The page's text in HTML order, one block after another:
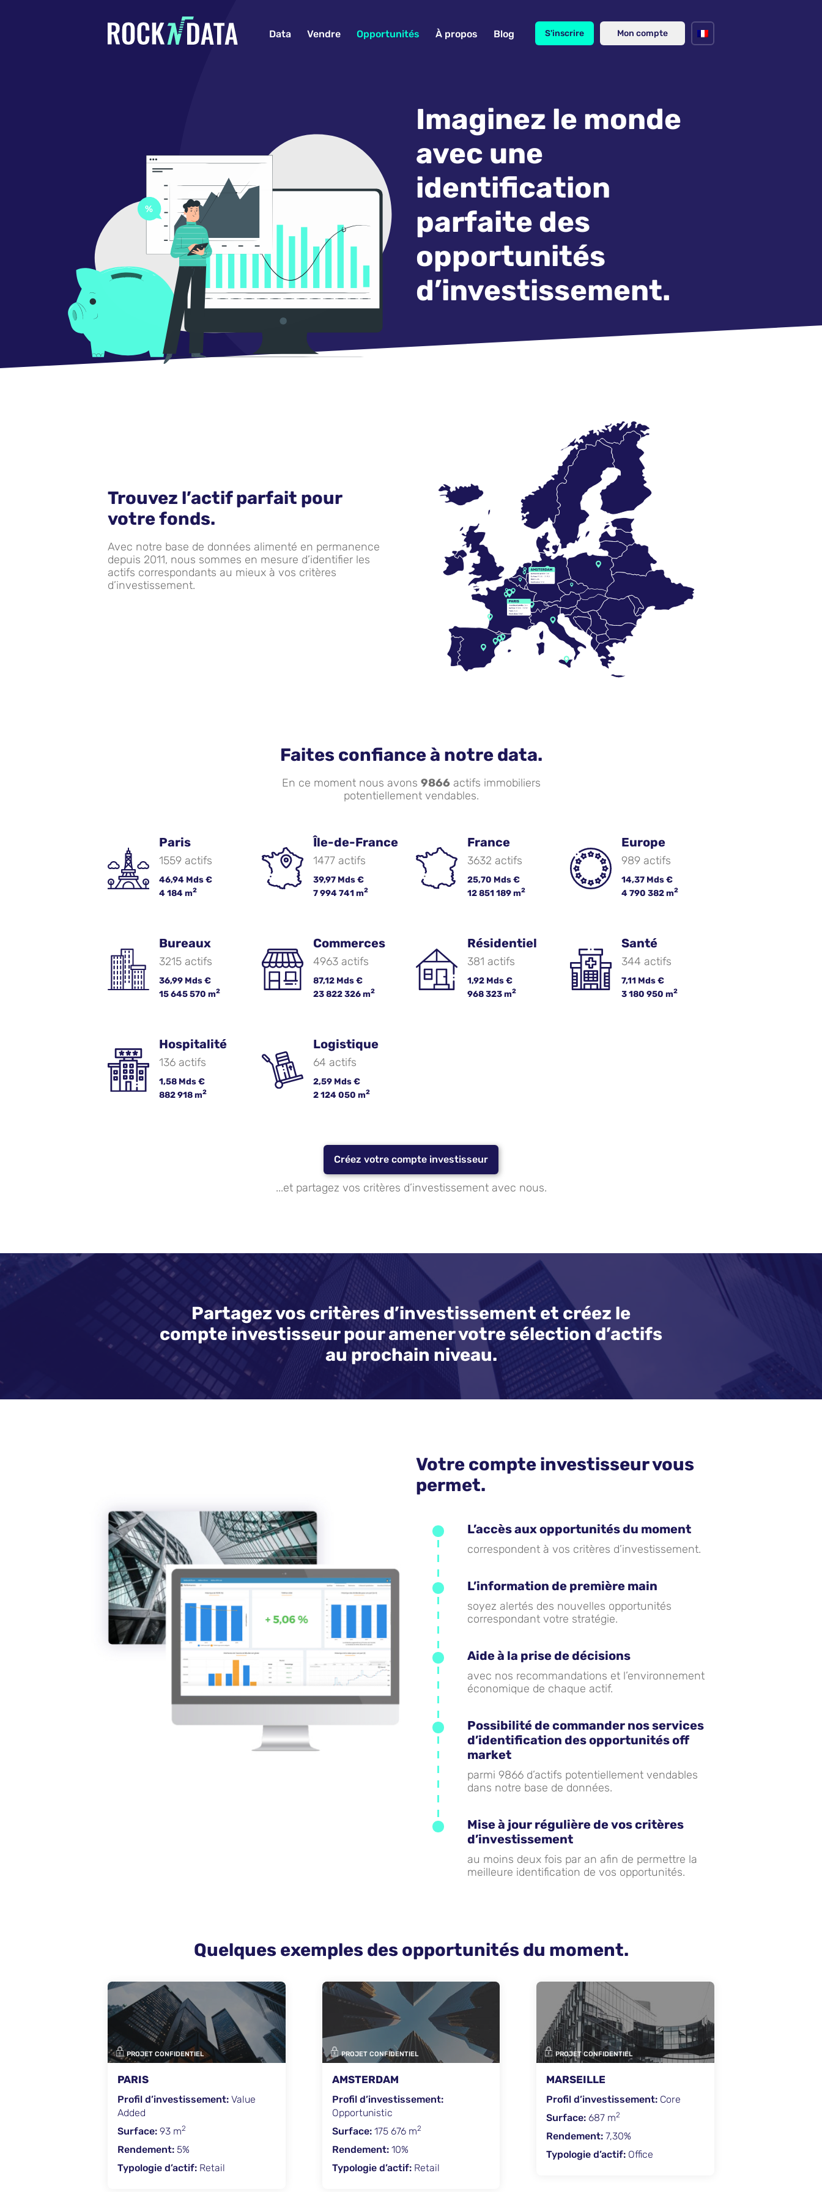
Data Vendre Opportunités À propos Blog S'inscrire Mon compte
Imaginez le monde
avec une
identification
parfaite des
opportunités
d’investissement.
Trouvez l’actif parfait pour
votre fonds.
Avec notre base de données alimenté en permanence
depuis 2011, nous sommes en mesure d’identifier les
actifs correspondants au mieux à vos critères
d’investissement.
Faites confiance à notre data.
En ce moment nous avons 9866actifs immobiliers
potentiellement vendables.
Paris
1559 actifs
46,94 Mds €
4 184 m2
Île-de-France
1477 actifs
39,97 Mds €
7 994 741 m2
France
3632 actifs
25,70 Mds €
12 851 189 m2
Europe
989 actifs
14,37 Mds €
4 790 382 m2
Bureaux
3215 actifs
36,99 Mds €
15 645 570 m2
Commerces
4963 actifs
87,12 Mds €
23 822 326 m2
Résidentiel
381 actifs
1,92 Mds €
968 323 m2
Santé
344 actifs
7,11 Mds €
3 180 950 m2
Hospitalité
136 actifs
1,58 Mds €
882 918 m2
Logistique
64 actifs
2,59 Mds €
2 124 050 m2
Créez votre compte investisseur
...et partagez vos critères d’investissement avec nous.
Partagez vos critères d’investissement et créez le
compte investisseur pour amener votre sélection d’actifs
au prochain niveau.
Votre compte investisseur vous
permet.
L’accès aux opportunités du moment
correspondent à vos critères d’investissement.
L’information de première main
soyez alertés des nouvelles opportunités
correspondant votre stratégie.
Aide à la prise de décisions
avec nos recommandations et l’environnement
économique de chaque actif.
Possibilité de commander nos services
d’identification des opportunités off
market
parmi 9866 d’actifs potentiellement vendables
dans notre base de données.
Mise à jour régulière de vos critères
d’investissement
au moins deux fois par an afin de permettre la
meilleure identification de vos opportunités.
Quelques exemples des opportunités du moment.
PROJET CONFIDENTIEL
Profil d’investissement:
Surface:
Rendement:
Typologie d’actif:
PROJET CONFIDENTIEL
MARSEILLE
Profil d’investissement:
Surface:
Rendement:
Typologie d’actif:
PROJET CONFIDENTIEL
PARIS
Profil d’investissement:
Added
Surface:
Rendement: